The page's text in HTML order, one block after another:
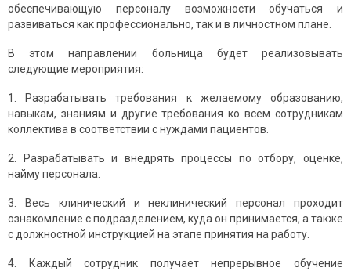
обеспечивающую персоналу возможности обучаться и
развиваться как профессионально, так и в личностном плане.
В этом направлении больница будет реализовывать
следующие мероприятия:
1. Разрабатывать требования к желаемому образованию,
навыкам, знаниям и другие требования ко всем сотрудникам
коллектива в соответствии с нуждами пациентов.
2. Разрабатывать и внедрять процессы по отбору, оценке,
найму персонала.
3. Весь клинический и неклинический персонал проходит
ознакомление с подразделением, куда он принимается, а также
с должностной инструкцией на этапе принятия на работу.
4. Каждый сотрудник получает непрерывное обучение